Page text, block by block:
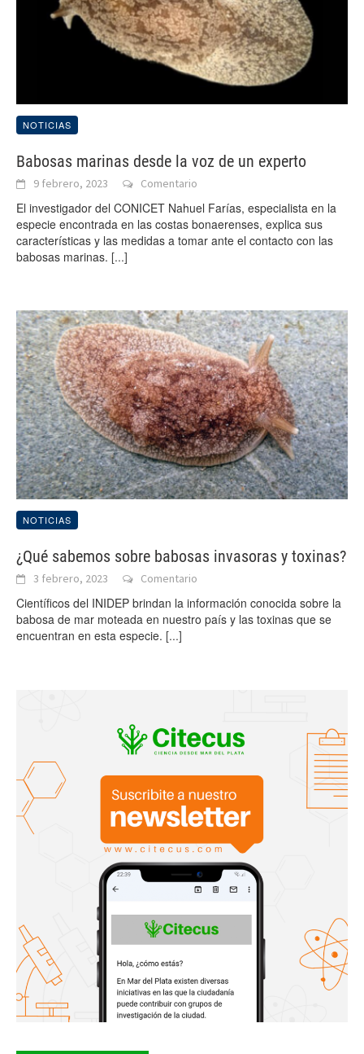
NOTICIAS
Babosas marinas desde la voz de un experto
9 febrero, 2023 Comentario
El investigador del CONICET Nahuel Farías, especialista en la
especie encontrada en las costas bonaerenses, explica sus
características y las medidas a tomar ante el contacto con las
babosas marinas. [...]
NOTICIAS
¿Qué sabemos sobre babosas invasoras y toxinas?
3 febrero, 2023 Comentario
Científicos del INIDEP brindan la información conocida sobre la
babosa de mar moteada en nuestro país y las toxinas que se
encuentran en esta especie. [...]